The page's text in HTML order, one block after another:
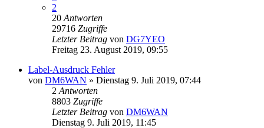
2
20 Antworten
29716 Zugriffe
Letzter Beitrag von DG7YEO
Freitag 23. August 2019, 09:55
Label-Ausdruck Fehler
von DM6WAN » Dienstag 9. Juli 2019, 07:44
2 Antworten
8803 Zugriffe
Letzter Beitrag von DM6WAN
Dienstag 9. Juli 2019, 11:45